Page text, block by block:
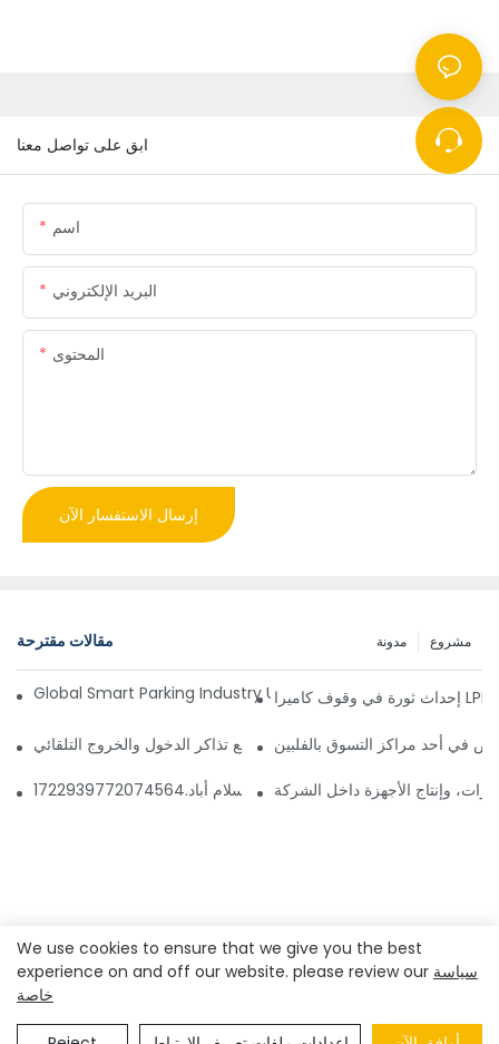
ابق على تواصل معنا
اسم
البريد الإلكتروني
المحتوى
إرسال الاستفسار الآن
مقالات مقترحة مشروع مدونة
Global Smart Parking Industry Update for Third Quarter of
مواقف السيارات الذكي وآلة دفع تذاكر الدخول والخروج التلقائي
في أحد مراكز التسوق بالفلبين
السيارات قريبًا في إسلام أباد.1722939772074564
وإنتاج الأجهزة داخل الشركة
We use cookies to ensure that we give you the best
experience on and off our website. please review our سياسة
خاصة